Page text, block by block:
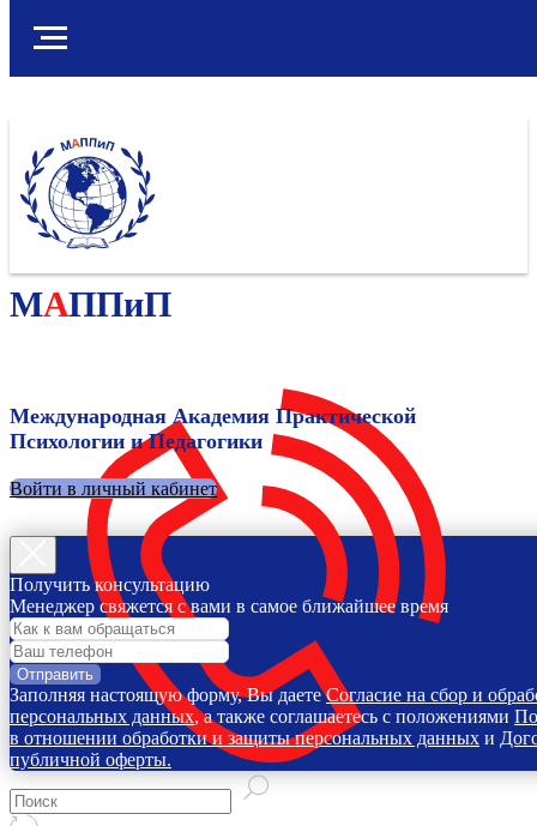
МАППиП
Международная Академия Практической
Психологии и Педагогики
Войти в личный кабинет
Получить консультацию
Менеджер свяжется с вами в самое ближайшее время
Отправить
Заполняя настоящую форму, Вы даетеСогласие на сбор и
персональных данных, а также соглашаетесь с положениями
в отношении обработки и защиты персональных данных и
публичной оферты.